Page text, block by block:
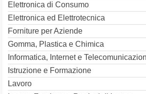
Elettronica di Consumo
Elettronica ed Elettrotecnica
Forniture per Aziende
Gomma, Plastica e Chimica
Informatica, Internet e
Istruzione e Formazione
Lavoro